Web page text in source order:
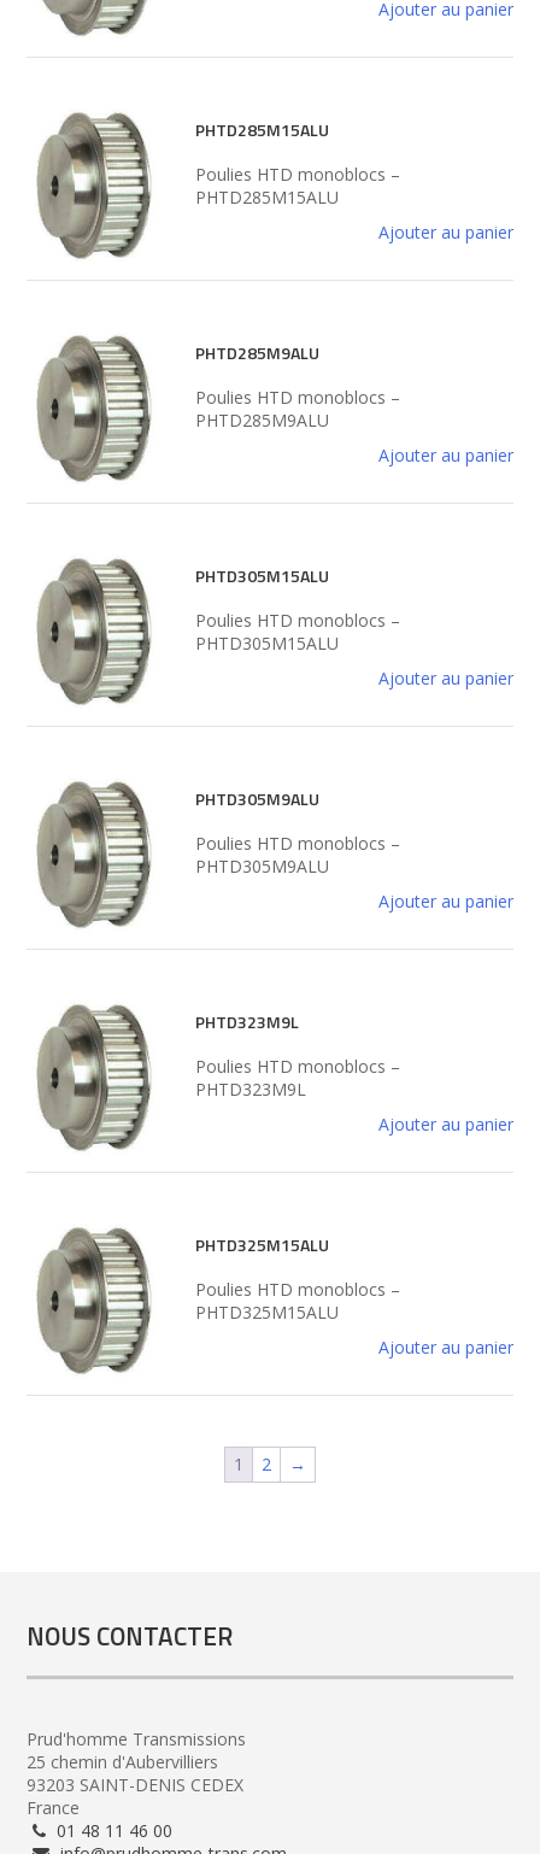
Ajouter au panier
PHTD285M15ALU
Poulies HTD monoblocs –
PHTD285M15ALU
Ajouter au panier
PHTD285M9ALU
Poulies HTD monoblocs –
PHTD285M9ALU
Ajouter au panier
PHTD305M15ALU
Poulies HTD monoblocs –
PHTD305M15ALU
Ajouter au panier
PHTD305M9ALU
Poulies HTD monoblocs –
PHTD305M9ALU
Ajouter au panier
PHTD323M9L
Poulies HTD monoblocs –
PHTD323M9L
Ajouter au panier
PHTD325M15ALU
Poulies HTD monoblocs –
PHTD325M15ALU
Ajouter au panier
1 2 →
NOUS CONTACTER
Prud'homme Transmissions
25 chemin d'Aubervilliers
93203 SAINT-DENIS CEDEX
France
01 48 11 46 00